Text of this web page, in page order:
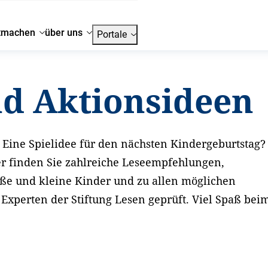
über uns Portale
Aktionsideen
Spielidee für den nächsten Kindergeburtstag?
finden Sie zahlreiche Leseempfehlungen,
und kleine Kinder und zu allen möglichen
der Stiftung Lesen geprüft. Viel Spaß